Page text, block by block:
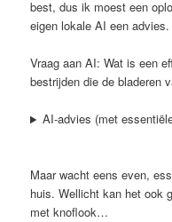
best, dus ik moest een
eigen lokale AI een advies.
Vraag aan AI: Wat is een
bestrijden die de bladeren
AI-advies (met
Maar wacht eens even,
huis. Wellicht kan het ook
met knoflook…